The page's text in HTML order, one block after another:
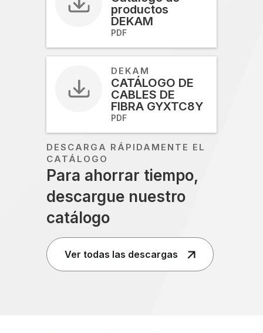
productos
DEKAM
PDF
DEKAM
CATÁLOGO DE
CABLES DE
FIBRA GYXTC8Y
PDF
DESCARGA RÁPIDAMENTE EL
CATÁLOGO
Para ahorrar tiempo,
descargue nuestro
catálogo
Ver todas las descargas